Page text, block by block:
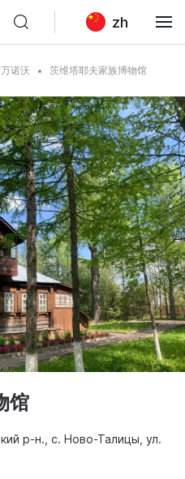
zh
诺沃 茨维塔耶夫家族博物馆
馆
р-н., с. Ново-Талицы, ул.